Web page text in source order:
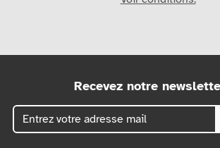
Recevez notre